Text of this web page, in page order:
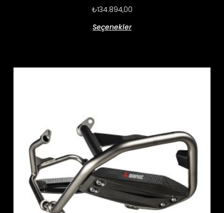
₺134.894,00
Seçenekler